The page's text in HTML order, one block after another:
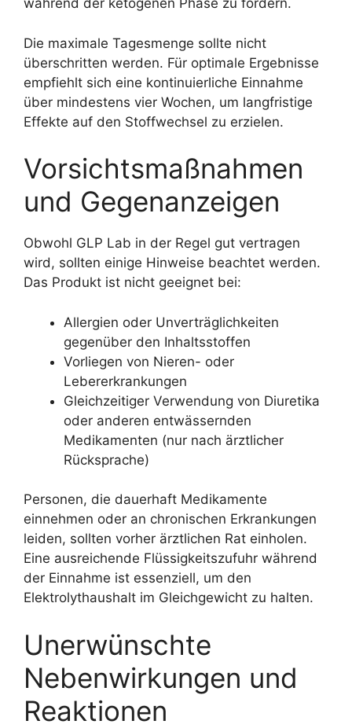
während der ketogenen Phase zu fördern.
Die maximale Tagesmenge sollte nicht
überschritten werden. Für optimale Ergebnisse
empfiehlt sich eine kontinuierliche Einnahme
über mindestens vier Wochen, um langfristige
Effekte auf den Stoffwechsel zu erzielen.
Vorsichtsmaßnahmen
und Gegenanzeigen
Obwohl GLP Lab in der Regel gut vertragen
wird, sollten einige Hinweise beachtet werden.
Das Produkt ist nicht geeignet bei:
Allergien oder Unverträglichkeiten
gegenüber den Inhaltsstoffen
Vorliegen von Nieren- oder
Lebererkrankungen
Gleichzeitiger Verwendung von Diuretika
oder anderen entwässernden
Medikamenten (nur nach ärztlicher
Rücksprache)
Personen, die dauerhaft Medikamente
einnehmen oder an chronischen Erkrankungen
leiden, sollten vorher ärztlichen Rat einholen.
Eine ausreichende Flüssigkeitszufuhr während
der Einnahme ist essenziell, um den
Elektrolythaushalt im Gleichgewicht zu halten.
Unerwünschte
Nebenwirkungen und
Reaktionen